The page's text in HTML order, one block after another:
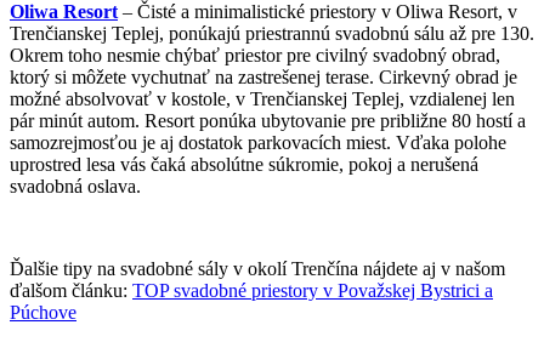
Oliwa Resort – Čisté a minimalistické priestory v Oliwa Resort, v
Trenčianskej Teplej, ponúkajú priestrannú svadobnú sálu až pre 130.
Okrem toho nesmie chýbať priestor pre civilný svadobný obrad,
ktorý si môžete vychutnať na zastrešenej terase. Cirkevný obrad je
možné absolvovať v kostole, v Trenčianskej Teplej, vzdialenej len
pár minút autom. Resort ponúka ubytovanie pre približne 80 hostí a
samozrejmosťou je aj dostatok parkovacích miest. Vďaka polohe
uprostred lesa vás čaká absolútne súkromie, pokoj a nerušená
svadobná oslava.
Ďalšie tipy na svadobné sály v okolí Trenčína nájdete aj v našom
ďalšom článku: TOP svadobné priestory v Považskej Bystrici a
Púchove